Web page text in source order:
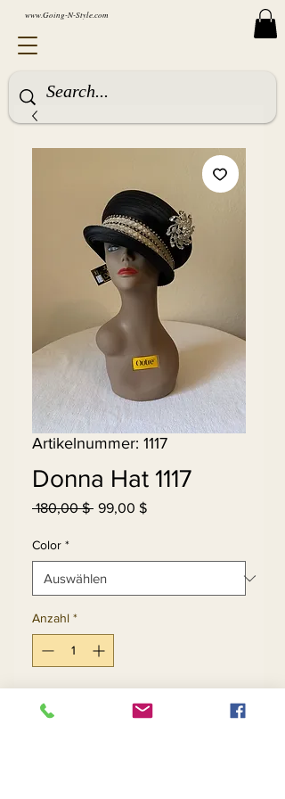
www.Going-N-Style.com
Artikelnummer: 1117
Donna Hat 1117
180,00 $ Standardpreis
99,00 $Sale-
Color *
Anzahl *
In den Warenkorb